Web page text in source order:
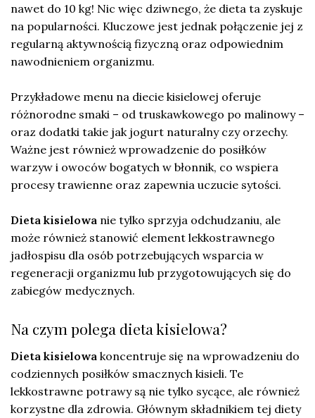
nawet do 10 kg! Nic więc dziwnego, że dieta ta zyskuje
na popularności. Kluczowe jest jednak połączenie jej z
regularną aktywnością fizyczną oraz odpowiednim
nawodnieniem organizmu.
Przykładowe menu na diecie kisielowej oferuje
różnorodne smaki – od truskawkowego po malinowy –
oraz dodatki takie jak jogurt naturalny czy orzechy.
Ważne jest również wprowadzenie do posiłków
warzyw i owoców bogatych w błonnik, co wspiera
procesy trawienne oraz zapewnia uczucie sytości.
Dieta kisielowa nie tylko sprzyja odchudzaniu, ale
może również stanowić element lekkostrawnego
jadłospisu dla osób potrzebujących wsparcia w
regeneracji organizmu lub przygotowujących się do
zabiegów medycznych.
Na czym polega dieta kisielowa?
Dieta kisielowa koncentruje się na wprowadzeniu do
codziennych posiłków smacznych kisieli. Te
lekkostrawne potrawy są nie tylko sycące, ale również
korzystne dla zdrowia. Głównym składnikiem tej diety